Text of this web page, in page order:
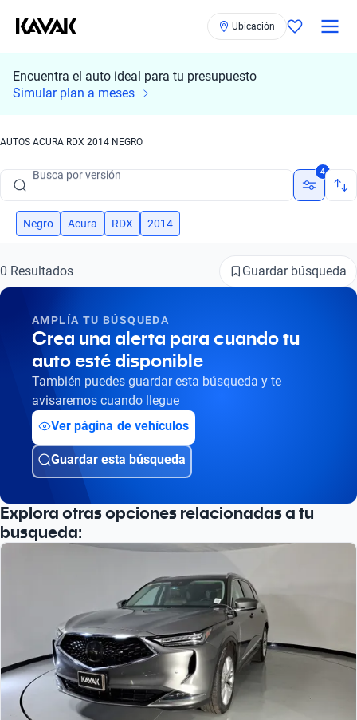
Ubicación
Encuentra el auto ideal para tu presupuesto
Simular plan a meses
AUTOS ACURA RDX 2014 NEGRO
Busca por marca
Busca por año
Busca por marca
Busca por versión
Busca por año
4
Negro Acura RDX 2014
0 Resultados Guardar búsqueda
AMPLÍA TU BÚSQUEDA
Crea una alerta para cuando tu
auto esté disponible
También puedes guardar esta búsqueda y te
avisaremos cuando llegue
Ver página de vehículos
Guardar esta búsqueda
Explora otras opciones relacionadas a tu
busqueda: